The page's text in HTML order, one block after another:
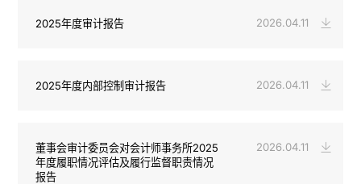
2025年度审计报告 2026.04.11
2025年度内部控制审计报告 2026.04.11
董事会审计委员会对会计师事务所2025
年度履职情况评估及履行监督职责情况
报告
2026.04.11